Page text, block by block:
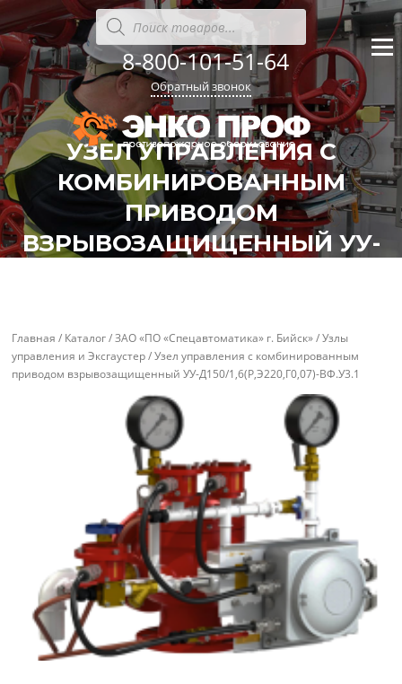
к
содержанию
Поиск
товаров
8-800-101-51-64
Обратный звонок
УЗЕЛ УПРАВЛЕНИЯ С
КОМБИНИРОВАННЫМ
ПРИВОДОМ
ВЗРЫВОЗАЩИЩЕННЫЙ УУ-
''
Главная / Каталог/ЗАО «ПО «Спецавтоматика» г. Бийск»/Узлы
управления и Эксгаустер/ Узел управления с комбинированным
приводом взрывозащищенный УУ-Д150/1,6(Р,Э220,Г0,07)-ВФ.У3.1